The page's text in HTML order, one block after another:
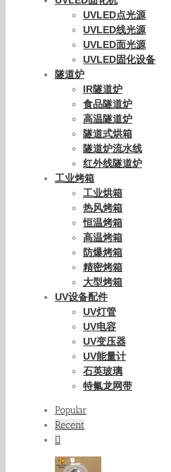
UVLED点光源
UVLED线光源
UVLED面光源
UVLED固化设备
隧道炉
IR隧道炉
食品隧道炉
高温隧道炉
隧道式烘箱
隧道炉流水线
红外线隧道炉
工业烤箱
工业烘箱
热风烤箱
恒温烤箱
高温烤箱
防爆烤箱
精密烤箱
大型烤箱
UV设备配件
UV灯管
UV电容
UV变压器
UV能量计
石英玻璃
特氟龙网带
Popular
Recent